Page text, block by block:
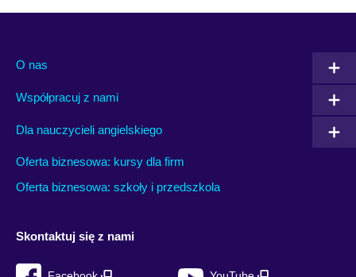
O nas
Współpracuj z nami
Dla nauczycieli angielskiego
Oferta biznesowa: kursy dla firm
Oferta biznesowa: szkoły i przedszkola
Skontaktuj się z nami